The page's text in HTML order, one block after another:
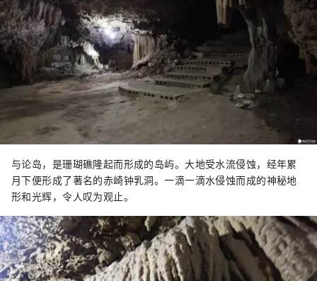
与论岛，是珊瑚礁隆起而形成的岛屿。大地受水流侵蚀，经年累
月下便形成了著名的赤崎钟乳洞。一滴一滴水侵蚀而成的神秘地
形和光辉，令人叹为观止。